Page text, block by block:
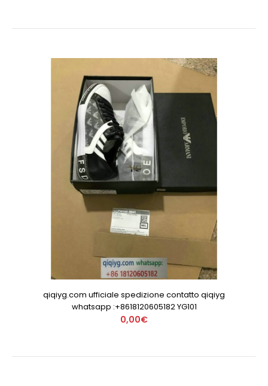
qiqiyg.com ufficiale spedizione contatto qiqiyg
whatsapp :+8618120605182 YG101
0,00€